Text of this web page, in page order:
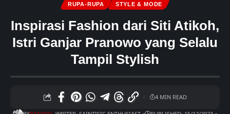
RUPA-RUPA STYLE & MODE
Inspirasi Fashion dari Siti Atikoh,
Istri Ganjar Pranowo yang Selalu
Tampil Stylish
4 MIN READ